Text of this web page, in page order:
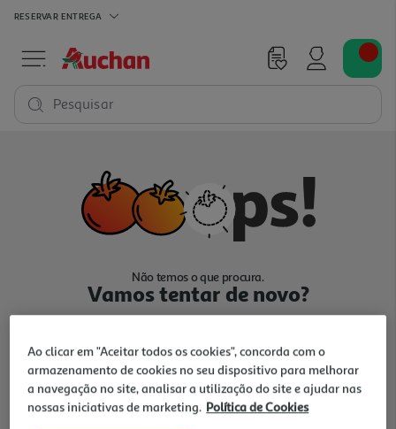
RESERVAR ENTREGA
Pesquisar
Não temos o que procura.
Vamos tentar de novo?
Ao clicar em "Aceitar todos os cookies", concorda com o
armazenamento de cookies no seu dispositivo para melhorar
a navegação no site, analisar a utilização do site e ajudar nas
nossas iniciativas de marketing. Política de Cookies